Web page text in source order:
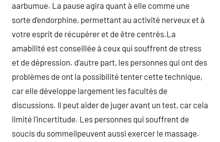
aarbumue. La pause agira quant à elle comme une
sorte d’endorphine, permettant au activité nerveux et à
votre esprit de récupérer et de être centrés.La
amabilité est conseillée à ceux qui souffrent de stress
et de dépression. d’autre part, les personnes qui ont des
problèmes de ont la possibilité tenter cette technique,
car elle développe largement les facultés de
discussions. Il peut aider de juger avant un test, car cela
limité l’incertitude. Les personnes qui souffrent de
soucis du sommeilpeuvent aussi exercer le massage.